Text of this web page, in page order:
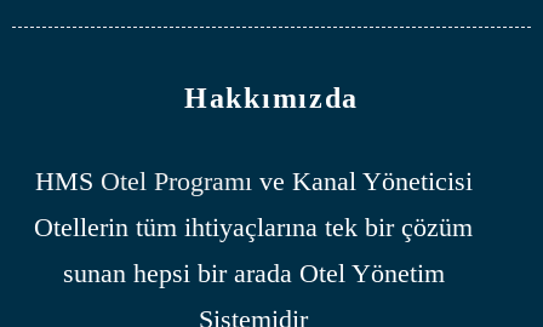
Hakkımızda
HMS Otel Programıve Kanal Yöneticisi
Otellerin tüm ihtiyaçlarına tek bir çözüm
sunan hepsi bir arada Otel Yönetim
Sistemidir